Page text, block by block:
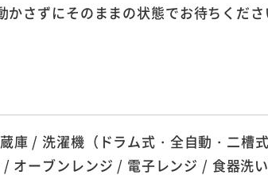
さずにそのままの状態でお待ちくださ
庫 / 洗濯機（ドラム式・全自動・二槽
/ オーブンレンジ / 電子レンジ / 食器洗